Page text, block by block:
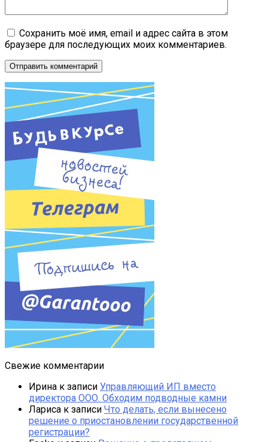
Сохранить моё имя, email и адрес сайта в этом
браузере для последующих моих комментариев.
Свежие комментарии
Ирина к записи Управляющий ИП вместо
директора ООО. Обходим подводные камни
Лариса к записи Что делать, если вынесено
решение о приостановлении государственной
регистрации?